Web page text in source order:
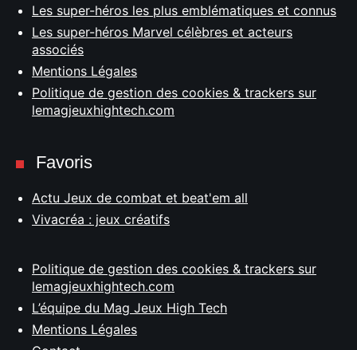
Les super-héros les plus emblématiques et connus
Les super-héros Marvel célèbres et acteurs
associés
Mentions Légales
Politique de gestion des cookies & trackers sur
lemagjeuxhightech.com
Favoris
Actu Jeux de combat et beat'em all
Vivacréa : jeux créatifs
Politique de gestion des cookies & trackers sur
lemagjeuxhightech.com
L’équipe du Mag Jeux High Tech
Mentions Légales